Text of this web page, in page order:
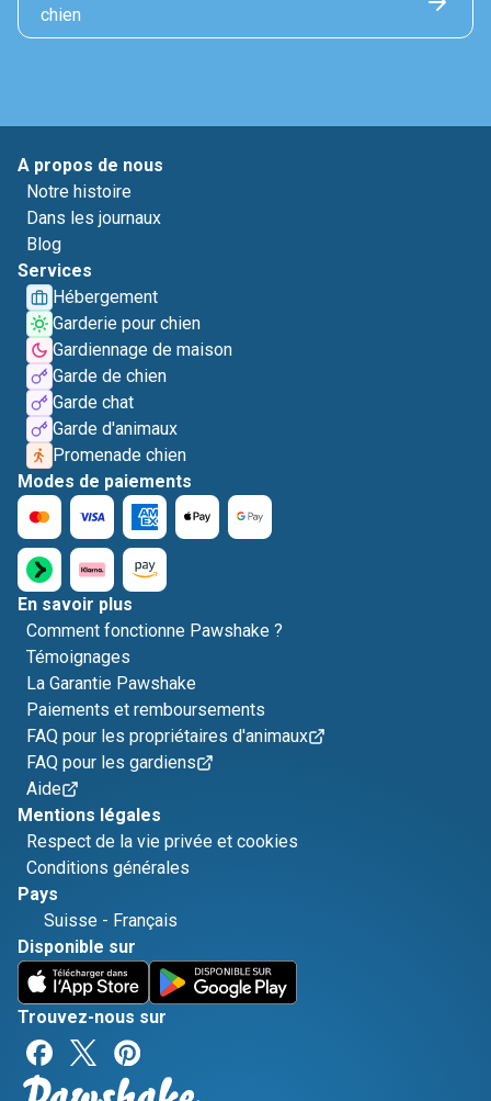
chien
A propos de nous
Notre histoire
Dans les journaux
Blog
Services
Hébergement
Garderie pour chien
Gardiennage de maison
Garde de chien
Garde chat
Garde d'animaux
Promenade chien
Modes de paiements
En savoir plus
Comment fonctionne Pawshake ?
Témoignages
La Garantie Pawshake
Paiements et remboursements
FAQ pour les propriétaires d'animaux
FAQ pour les gardiens
Aide
Mentions légales
Respect de la vie privée et cookies
Conditions générales
Pays
Suisse - Français
Disponible sur
Trouvez-nous sur